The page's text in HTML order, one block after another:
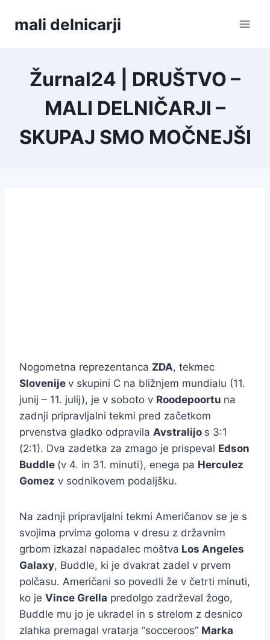
mali delnicarji
Žurnal24 | DRUŠTVO –
MALI DELNIČARJI –
SKUPAJ SMO MOČNEJŠI
Nogometna reprezentanca ZDA, tekmec
Slovenije v skupini C na bližnjem mundialu (11.
junij – 11. julij), je v soboto v Roodepoortu na
zadnji pripravljalni tekmi pred začetkom
prvenstva gladko odpravila Avstralijo s 3:1
(2:1). Dva zadetka za zmago je prispeval Edson
Buddle (v 4. in 31. minuti), enega pa Herculez
Gomez v sodnikovem podaljšku.
Na zadnji pripravljalni tekmi Američanov se je s
svojima prvima goloma v dresu z državnim
grbom izkazal napadalec moštva Los Angeles
Galaxy, Buddle, ki je dvakrat zadel v prvem
polčasu. Američani so povedli že v četrti minuti,
ko je Vince Grella predolgo zadrževal žogo,
Buddle mu jo je ukradel in s strelom z desnico
zlahka premagal vratarja “socceroos” Marka